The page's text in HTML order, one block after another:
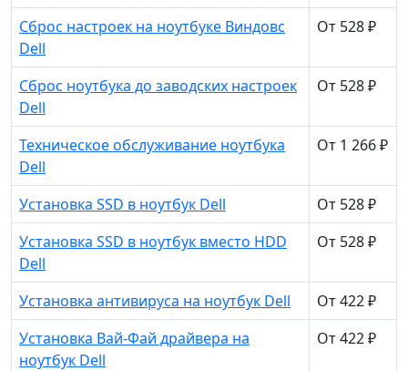
Сброс настроек на ноутбуке Виндовс
Dell
От 528 ₽
Сброс ноутбука до заводских настроек
Dell
От 528 ₽
Техническое обслуживание ноутбука
Dell
От 1 266 ₽
Установка SSD в ноутбук Dell
От 528 ₽
Установка SSD в ноутбук вместо HDD
Dell
От 528 ₽
Установка антивируса на ноутбук Dell
От 422 ₽
Установка Вай-Фай драйвера на
ноутбук Dell
От 422 ₽